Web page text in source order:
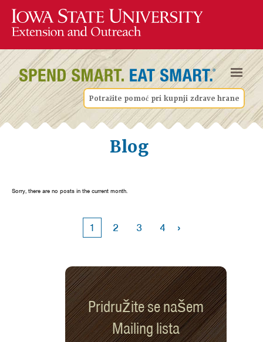
Potražite pomoć pri kupnji zdrave hrane
Blog
Sorry, there are no posts in the current month.
1 2 3 4 ›
Pridružite se našem
Mailing lista